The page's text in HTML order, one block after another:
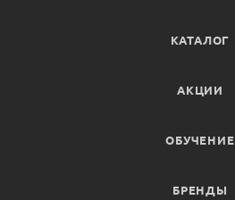
КАТАЛОГ
АКЦИИ
ОБУЧЕНИЕ
БРЕНДЫ